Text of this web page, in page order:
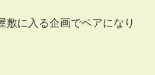
敷に入る企画でペアになり